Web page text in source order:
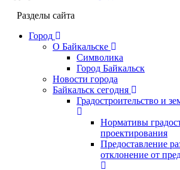
Разделы сайта
Город
О Байкальске
Символика
Город Байкальск
Новости города
Байкальск сегодня
Градостроительство и
Нормативы
проектирования
Предоставление
отклонение от